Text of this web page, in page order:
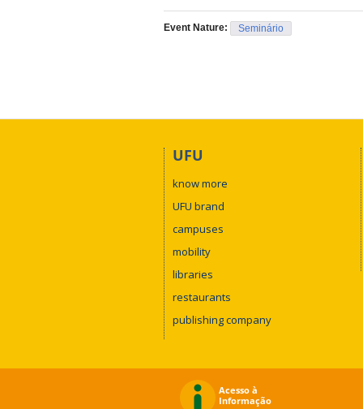
Event Nature: Seminário
UFU
know more
UFU brand
campuses
mobility
libraries
restaurants
publishing company